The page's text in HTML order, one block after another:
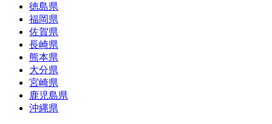
徳島県
福岡県
佐賀県
長崎県
熊本県
大分県
宮崎県
鹿児島県
沖縄県